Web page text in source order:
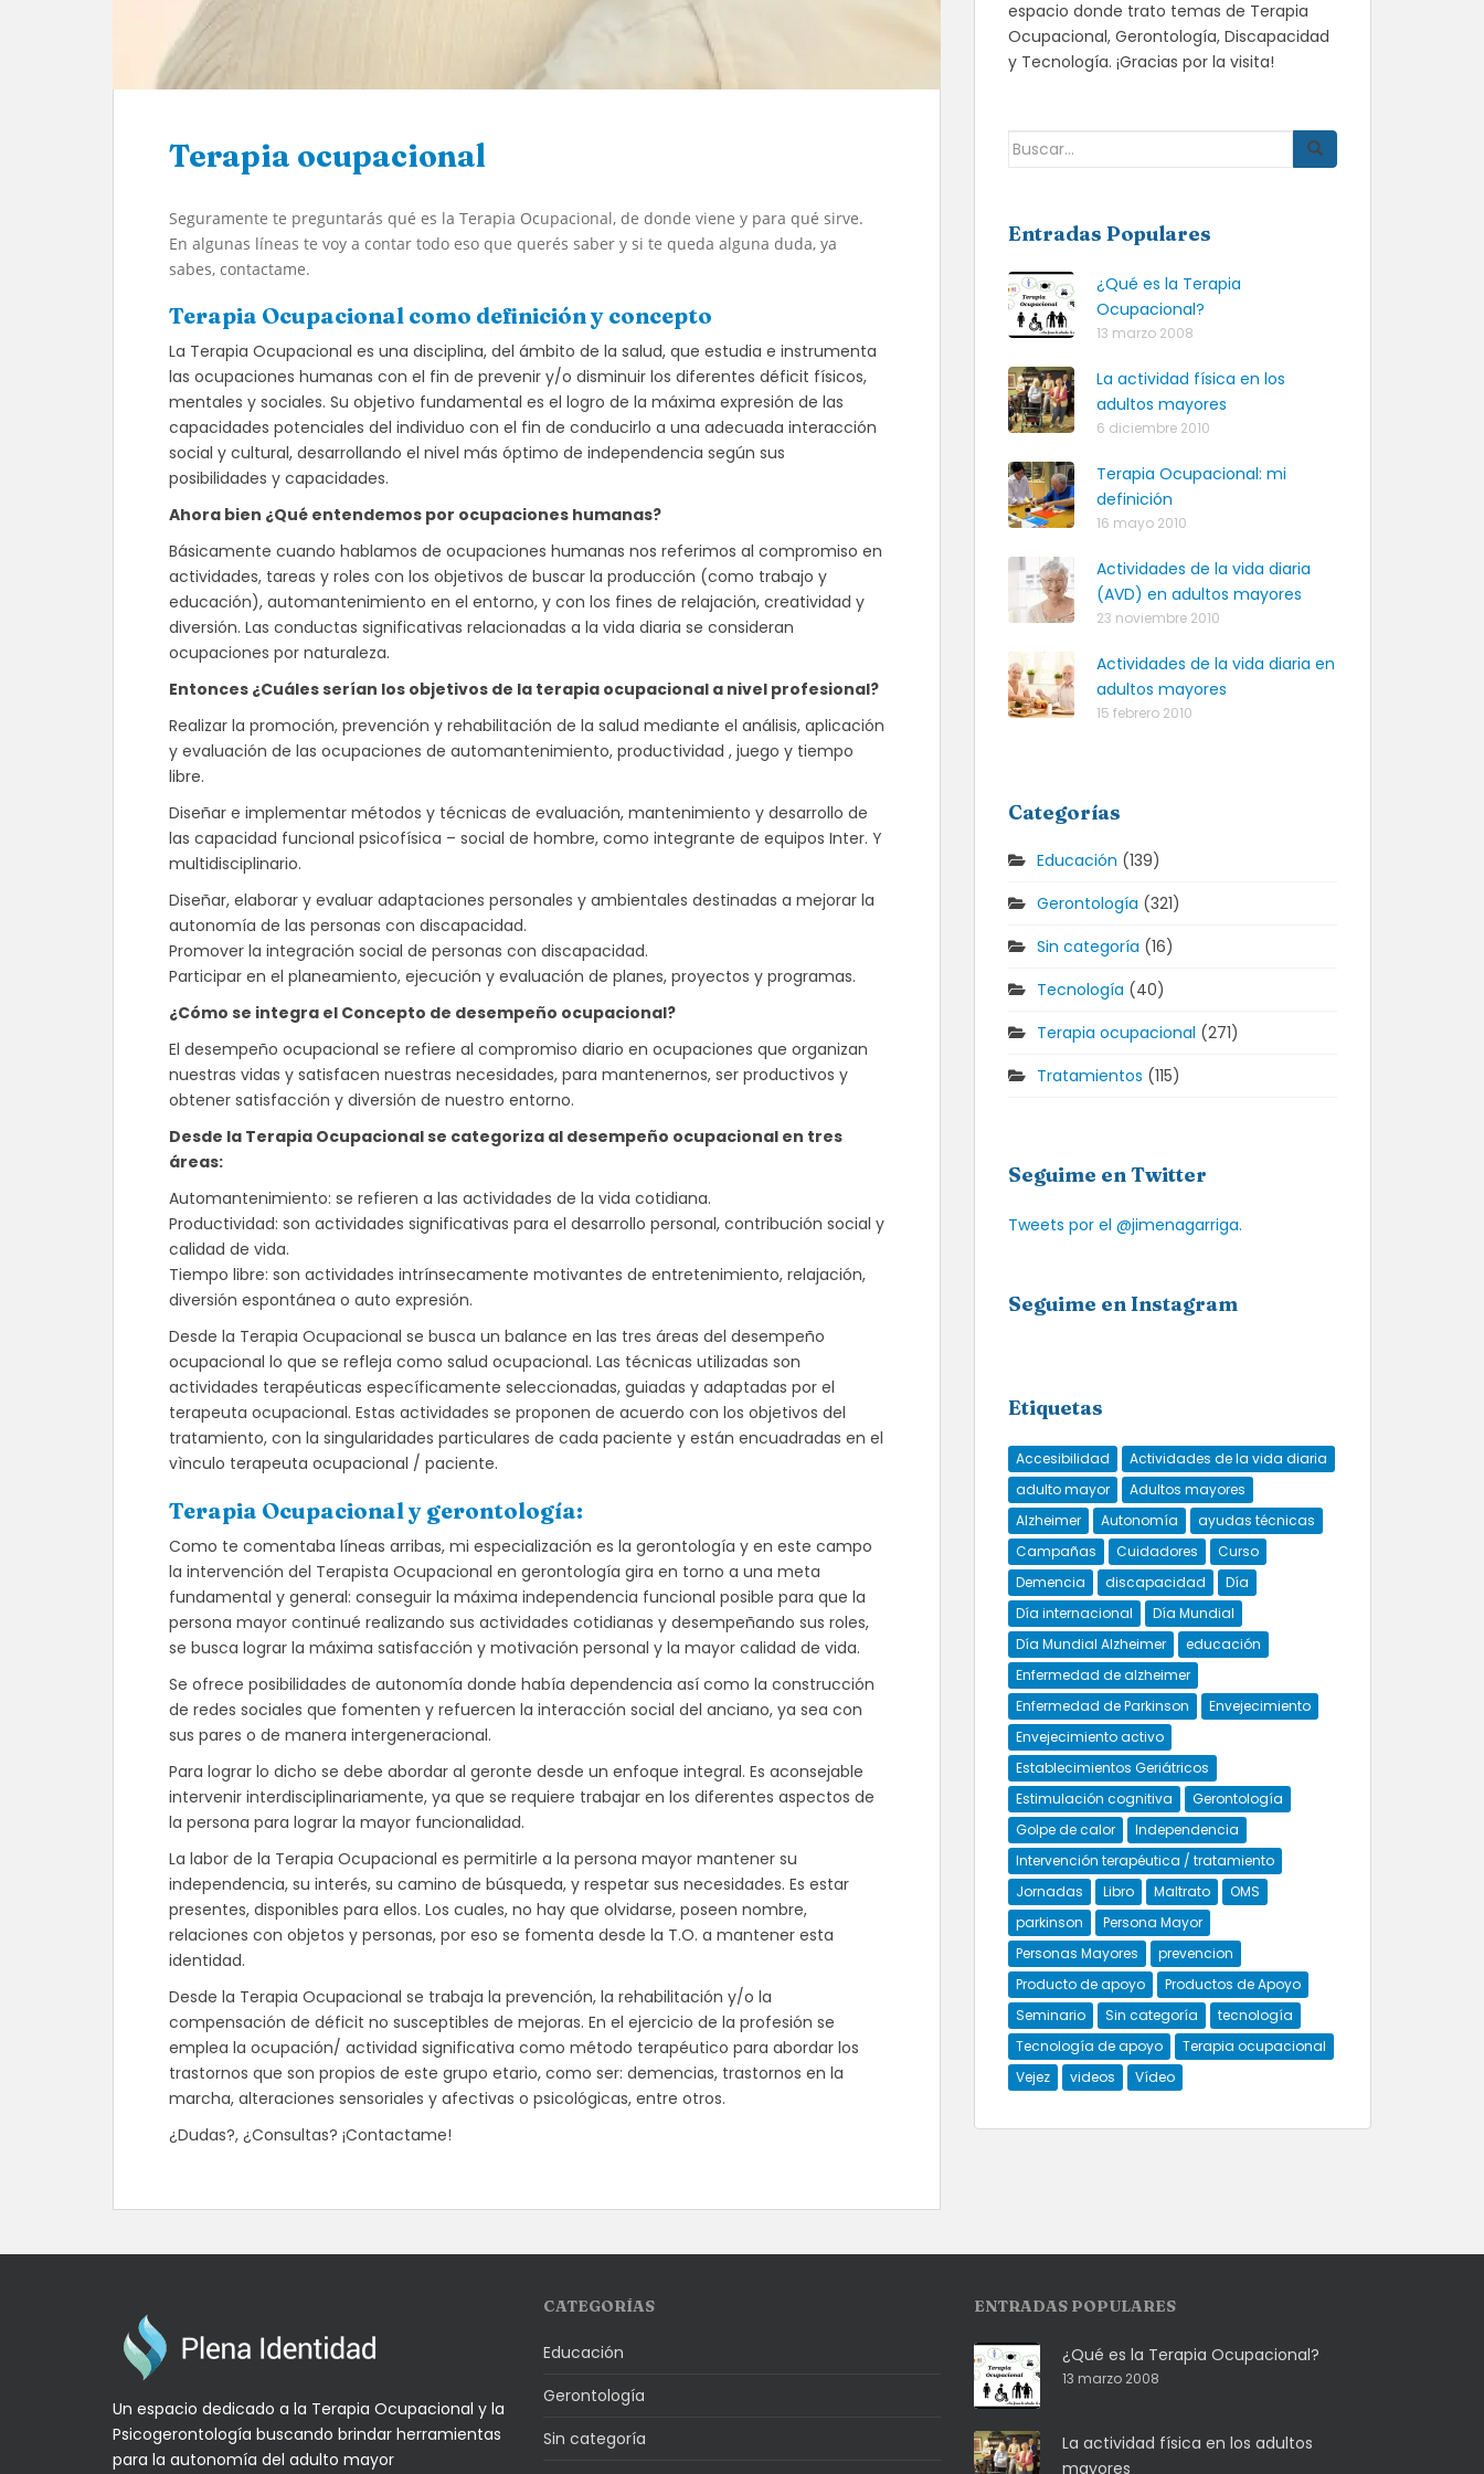
Terapia ocupacional
Seguramente te preguntarás qué es la Terapia Ocupacional, de donde viene y para qué sirve.
En algunas líneas te voy a contar todo eso que querés saber y si te queda alguna duda, ya
sabes, contactame.
Terapia Ocupacional como definición y concepto
La Terapia Ocupacional es una disciplina, del ámbito de la salud, que estudia e instrumenta
las ocupaciones humanas con el fin de prevenir y/o disminuir los diferentes déficit físicos,
mentales y sociales. Su objetivo fundamental es el logro de la máxima expresión de las
capacidades potenciales del individuo con el fin de conducirlo a una adecuada interacción
social y cultural, desarrollando el nivel más óptimo de independencia según sus
posibilidades y capacidades.
Ahora bien ¿Qué entendemos por ocupaciones humanas?
Básicamente cuando hablamos de ocupaciones humanas nos referimos al compromiso en
actividades, tareas y roles con los objetivos de buscar la producción (como trabajo y
educación), automantenimiento en el entorno, y con los fines de relajación, creatividad y
diversión. Las conductas significativas relacionadas a la vida diaria se consideran
ocupaciones por naturaleza.
Entonces ¿Cuáles serían los objetivos de la terapia ocupacional a nivel profesional?
Realizar la promoción, prevención y rehabilitación de la salud mediante el análisis, aplicación
y evaluación de las ocupaciones de automantenimiento, productividad , juego y tiempo
libre.
Diseñar e implementar métodos y técnicas de evaluación, mantenimiento y desarrollo de
las capacidad funcional psicofísica – social de hombre, como integrante de equipos Inter. Y
multidisciplinario.
Diseñar, elaborar y evaluar adaptaciones personales y ambientales destinadas a mejorar la
autonomía de las personas con discapacidad.
Promover la integración social de personas con discapacidad.
Participar en el planeamiento, ejecución y evaluación de planes, proyectos y programas.
¿Cómo se integra el Concepto de desempeño ocupacional?
El desempeño ocupacional se refiere al compromiso diario en ocupaciones que organizan
nuestras vidas y satisfacen nuestras necesidades, para mantenernos, ser productivos y
obtener satisfacción y diversión de nuestro entorno.
Desde la Terapia Ocupacional se categoriza al desempeño ocupacional en tres
áreas:
Automantenimiento: se refieren a las actividades de la vida cotidiana.
Productividad: son actividades significativas para el desarrollo personal, contribución social y
calidad de vida.
Tiempo libre: son actividades intrínsecamente motivantes de entretenimiento, relajación,
diversión espontánea o auto expresión.
Desde la Terapia Ocupacional se busca un balance en las tres áreas del desempeño
ocupacional lo que se refleja como salud ocupacional. Las técnicas utilizadas son
actividades terapéuticas específicamente seleccionadas, guiadas y adaptadas por el
terapeuta ocupacional. Estas actividades se proponen de acuerdo con los objetivos del
tratamiento, con la singularidades particulares de cada paciente y están encuadradas en el
vìnculo terapeuta ocupacional / paciente.
Terapia Ocupacional y gerontología:
Como te comentaba líneas arribas, mi especialización es la gerontología y en este campo
la intervención del Terapista Ocupacional en gerontología gira en torno a una meta
fundamental y general: conseguir la máxima independencia funcional posible para que la
persona mayor continué realizando sus actividades cotidianas y desempeñando sus roles,
se busca lograr la máxima satisfacción y motivación personal y la mayor calidad de vida.
Se ofrece posibilidades de autonomía donde había dependencia así como la construcción
de redes sociales que fomenten y refuercen la interacción social del anciano, ya sea con
sus pares o de manera intergeneracional.
Para lograr lo dicho se debe abordar al geronte desde un enfoque integral. Es aconsejable
intervenir interdisciplinariamente, ya que se requiere trabajar en los diferentes aspectos de
la persona para lograr la mayor funcionalidad.
La labor de la Terapia Ocupacional es permitirle a la persona mayor mantener su
independencia, su interés, su camino de búsqueda, y respetar sus necesidades. Es estar
presentes, disponibles para ellos. Los cuales, no hay que olvidarse, poseen nombre,
relaciones con objetos y personas, por eso se fomenta desde la T.O. a mantener esta
identidad.
Desde la Terapia Ocupacional se trabaja la prevención, la rehabilitación y/o la
compensación de déficit no susceptibles de mejoras. En el ejercicio de la profesión se
emplea la ocupación/ actividad significativa como método terapéutico para abordar los
trastornos que son propios de este grupo etario, como ser: demencias, trastornos en la
marcha, alteraciones sensoriales y afectivas o psicológicas, entre otros.
¿Dudas?, ¿Consultas? ¡Contactame!
espacio donde trato temas de Terapia
Ocupacional, Gerontología, Discapacidad
y Tecnología. ¡Gracias por la visita!
Buscar:
Entradas Populares
¿Qué es la Terapia
Ocupacional?
13 marzo 2008
La actividad física en los
adultos mayores
6 diciembre 2010
Terapia Ocupacional: mi
definición
16 mayo 2010
Actividades de la vida diaria
(AVD) en adultos mayores
23 noviembre 2010
Actividades de la vida diaria en
adultos mayores
15 febrero 2010
Categorías
Educación (139)
Gerontología (321)
Sin categoría (16)
Tecnología (40)
Terapia ocupacional (271)
Tratamientos (115)
Seguime en Twitter
Tweets por el @jimenagarriga.
Seguime en Instagram
Etiquetas
Accesibilidad
Actividades de la vida diaria
adulto mayor
Adultos mayores
Alzheimer
Autonomía
ayudas técnicas
Campañas
Cuidadores
Curso
Demencia
discapacidad
Día
Día internacional
Día Mundial
Día Mundial Alzheimer
educación
Enfermedad de alzheimer
Enfermedad de Parkinson
Envejecimiento
Envejecimiento activo
Establecimientos Geriátricos
Estimulación cognitiva
Gerontología
Golpe de calor
Independencia
Intervención terapéutica / tratamiento
Jornadas
Libro Maltrato
OMS
parkinson
Persona Mayor
Personas Mayores
prevencion
Producto de apoyo
Productos de Apoyo
Seminario
Sin categoría
tecnología
Tecnología de apoyo
Terapia ocupacional
Vejez
videos Vídeo
Un espacio dedicado a la Terapia Ocupacional y la
Psicogerontología buscando brindar herramientas
para la autonomía del adulto mayor
CATEGORÍAS
Educación
Gerontología
Sin categoría
ENTRADAS POPULARES
¿Qué es la Terapia Ocupacional?
13 marzo 2008
La actividad física en los adultos
mayores